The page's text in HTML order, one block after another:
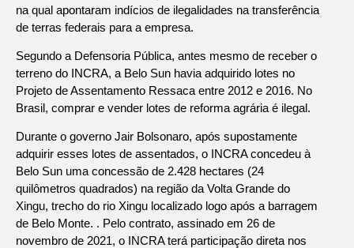
na qual apontaram indícios de ilegalidades na transferência
de terras federais para a empresa.
Segundo a Defensoria Pública, antes mesmo de receber o
terreno do INCRA, a Belo Sun havia adquirido lotes no
Projeto de Assentamento Ressaca entre 2012 e 2016. No
Brasil, comprar e vender lotes de reforma agrária é ilegal.
Durante o governo Jair Bolsonaro, após supostamente
adquirir esses lotes de assentados, o INCRA concedeu à
Belo Sun uma concessão de 2.428 hectares (24
quilômetros quadrados) na região da Volta Grande do
Xingu, trecho do rio Xingu localizado logo após a barragem
de Belo Monte. . Pelo contrato, assinado em 26 de
novembro de 2021, o INCRA terá participação direta nos